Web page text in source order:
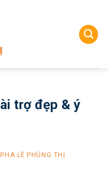
trợ đẹp & ý
PHA LÊ PHÙNG THỊ